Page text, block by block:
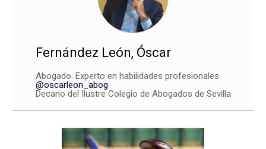
Fernández León, Óscar
Abogado. Experto en habilidades profesionales
@oscarleon_abog
Decano del Ilustre Colegio de Abogados de Sevilla